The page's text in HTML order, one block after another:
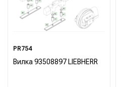
PR754
Вилка 93508897 LIEBHERR